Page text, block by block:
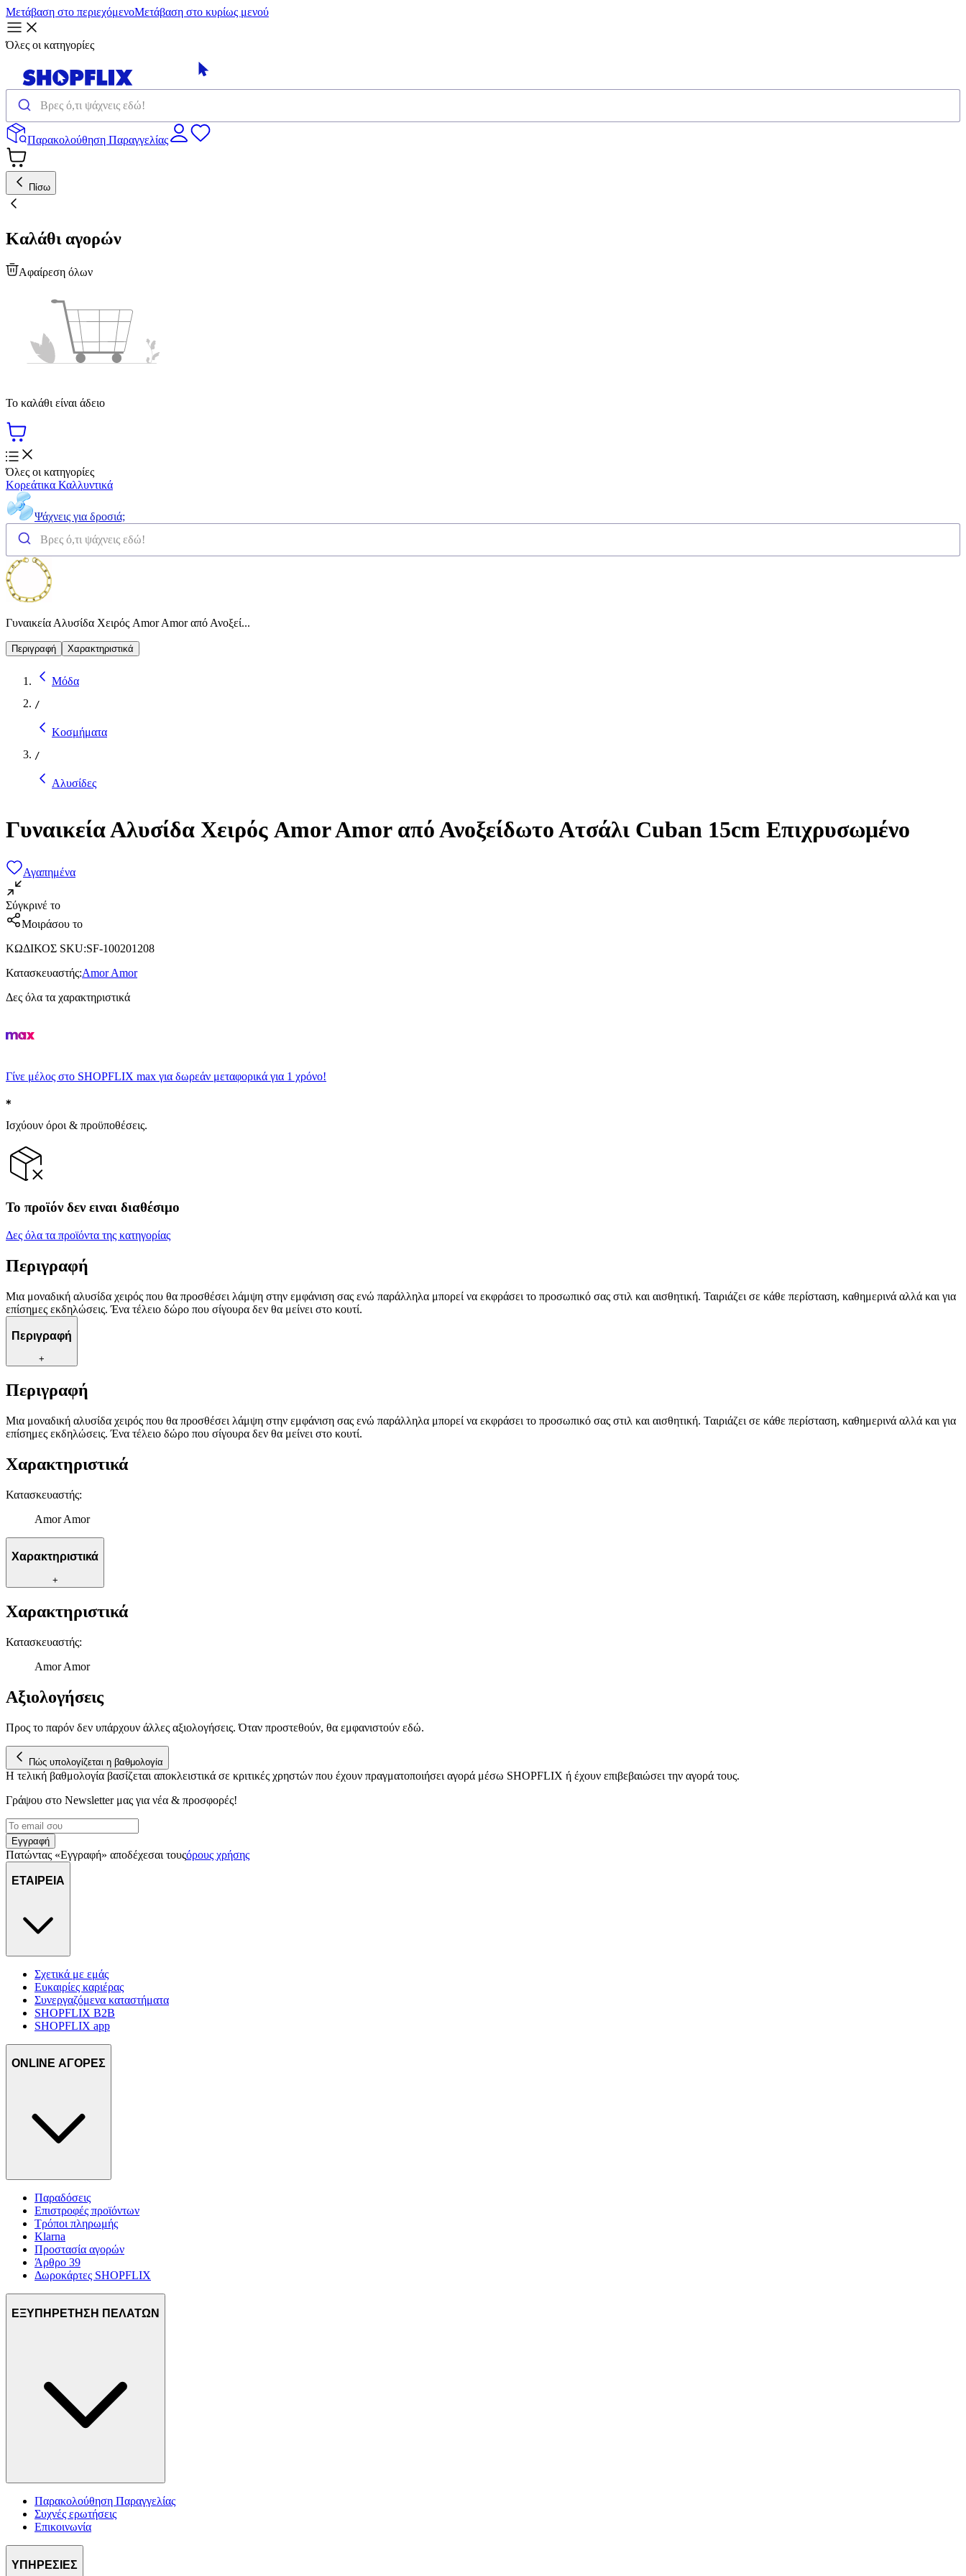
Μετάβαση στο περιεχόμενοΜετάβαση στο κυρίως μενού
Όλες οι κατηγορίες
Παρακολούθηση Παραγγελίας
Πίσω
Καλάθι αγορών
Αφαίρεση όλων
Το καλάθι είναι άδειο
Όλες οι κατηγορίες
Κορεάτικα Καλλυντικά
Ψάχνεις για δροσιά;
Γυναικεία Αλυσίδα Χειρός Amor Amor από Ανοξεί...
Περιγραφή Χαρακτηριστικά
Μόδα
/
Κοσμήματα
/
Αλυσίδες
Γυναικεία Αλυσίδα Χειρός Amor Amor από Ανοξείδωτο Ατσάλι Cuban 15cm Επιχρυσωμένο
Αγαπημένα
Σύγκρινέ το
Μοιράσου το
ΚΩΔΙΚΟΣ SKU:SF-100201208
Κατασκευαστής:Amor Amor
Δες όλα τα χαρακτηριστικά
Γίνε μέλος στο SHOPFLIX max για δωρεάν μεταφορικά για 1 χρόνο!
Ισχύουν όροι & προϋποθέσεις.
Το προϊόν δεν ειναι διαθέσιμο
Δες όλα τα προϊόντα της κατηγορίας
Περιγραφή
Μια μοναδική αλυσίδα χειρός που θα προσθέσει λάμψη στην εμφάνιση σας ενώ παράλληλα μπορεί να εκφράσει το προσωπικό σας στιλ και αισθητική. Ταιριάζει σε κάθε περίσταση, καθημερινά αλλά και για
επίσημες εκδηλώσεις. Ένα τέλειο δώρο που σίγουρα δεν θα μείνει στο κουτί.
Περιγραφή
+
Περιγραφή
Μια μοναδική αλυσίδα χειρός που θα προσθέσει λάμψη στην εμφάνιση σας ενώ παράλληλα μπορεί να εκφράσει το προσωπικό σας στιλ και αισθητική. Ταιριάζει σε κάθε περίσταση, καθημερινά αλλά και για
επίσημες εκδηλώσεις. Ένα τέλειο δώρο που σίγουρα δεν θα μείνει στο κουτί.
Χαρακτηριστικά
Κατασκευαστής:
Amor Amor
Χαρακτηριστικά
+
Χαρακτηριστικά
Κατασκευαστής:
Amor Amor
Αξιολογήσεις
Προς το παρόν δεν υπάρχουν άλλες αξιολογήσεις. Όταν προστεθούν, θα εμφανιστούν εδώ.
Πώς υπολογίζεται η βαθμολογία
Η τελική βαθμολογία βασίζεται αποκλειστικά σε κριτικές χρηστών που έχουν πραγματοποιήσει αγορά μέσω SHOPFLIX ή έχουν επιβεβαιώσει την αγορά τους.
Γράψου στο Νewsletter μας για νέα & προσφορές!
Εγγραφή
Πατώντας «Εγγραφή» αποδέχεσαι τουςόρους χρήσης
ΕΤΑΙΡΕΙΑ
Σχετικά με εμάς
Ευκαιρίες καριέρας
Συνεργαζόμενα καταστήματα
SHOPFLIX B2B
SHOPFLIX app
ONLINE ΑΓΟΡΕΣ
Παραδόσεις
Επιστροφές προϊόντων
Τρόποι πληρωμής
Klarna
Προστασία αγορών
Άρθρο 39
Δωροκάρτες SHOPFLIX
ΕΞΥΠΗΡΕΤΗΣΗ ΠΕΛΑΤΩΝ
Παρακολούθηση Παραγγελίας
Συχνές ερωτήσεις
Επικοινωνία
ΥΠΗΡΕΣΙΕΣ